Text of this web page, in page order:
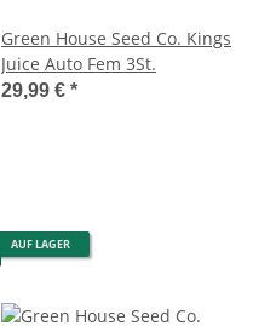
Green House Seed Co. Kings
Juice Auto Fem 3St.
29,99 € *
AUF LAGER